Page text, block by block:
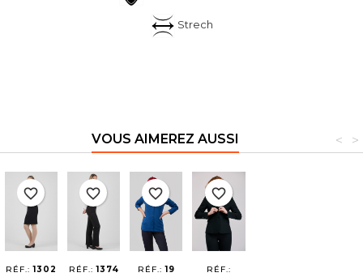
Strech
VOUS AIMEREZ AUSSI >
<
RÉF.:1302
favorite_border
RÉF.:1374
favorite_border
RÉF.:19
favorite_border
RÉF.:
favorite_border